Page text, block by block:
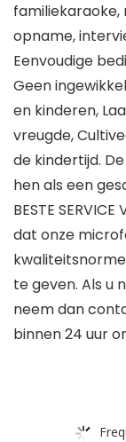
familiekaraoke,
opname,
Eenvoudige
Geen
en kinderen,
vreugde,
de kindertijd.
hen als een
BESTE
dat onze
te geven. Als u
neem dan
binnen 24 uur